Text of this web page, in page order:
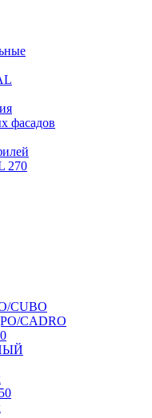
фасадов
270
CUBO
CADRO